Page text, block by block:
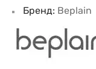
Бренд: Beplain